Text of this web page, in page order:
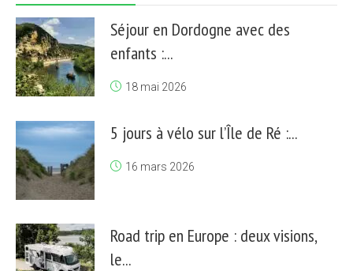
Séjour en Dordogne avec des
enfants :...
18 mai 2026
5 jours à vélo sur l’Île de Ré :...
16 mars 2026
Road trip en Europe : deux visions,
le...